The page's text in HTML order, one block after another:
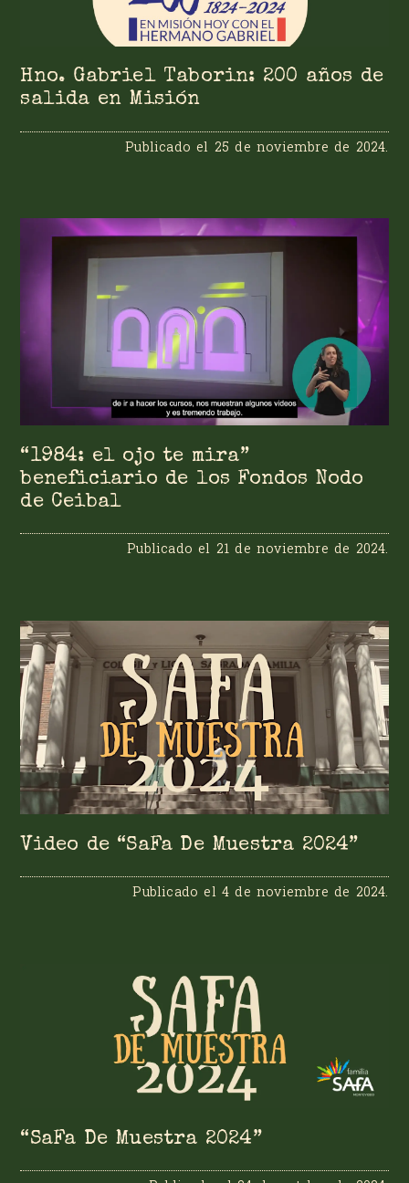
Hno. Gabriel Taborin: 200 años de
salida en Misión
Publicado el 25 de noviembre de 2024.
“1984: el ojo te mira”
beneficiario de los Fondos Nodo
de Ceibal
Publicado el 21 de noviembre de 2024.
Video de “SaFa De Muestra 2024”
Publicado el 4 de noviembre de 2024.
“SaFa De Muestra 2024”